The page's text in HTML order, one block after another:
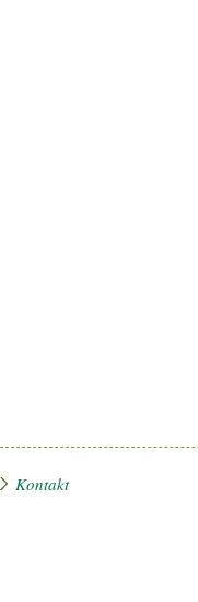
Kontakt